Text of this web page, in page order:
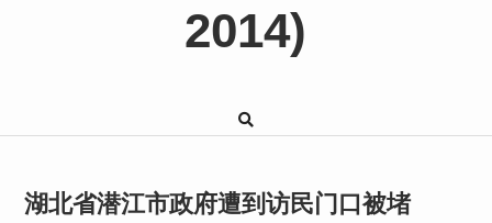
2014)
湖北省潜江市政府遭到访民门口被堵